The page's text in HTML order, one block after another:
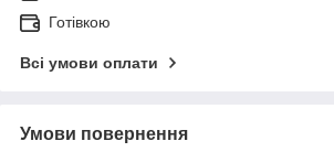
Готівкою
Всі умови оплати
Умови повернення